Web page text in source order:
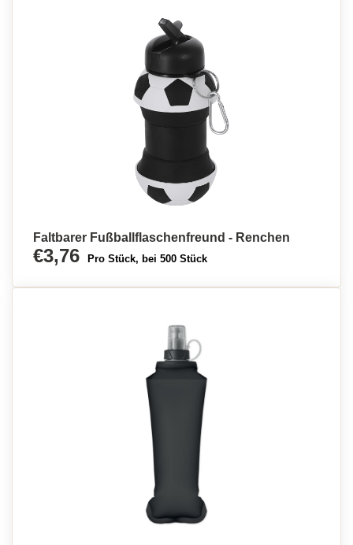
Faltbarer Fußballflaschenfreund - Renchen
€3,76 Pro Stück, bei 500 Stück